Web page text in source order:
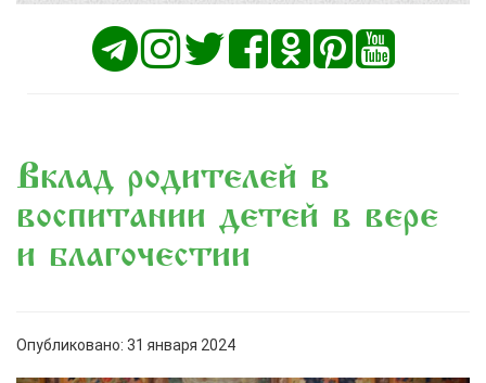
Вклад родителей в
воспитании детей в вере
и благочестии
Опубликовано: 31 января 2024